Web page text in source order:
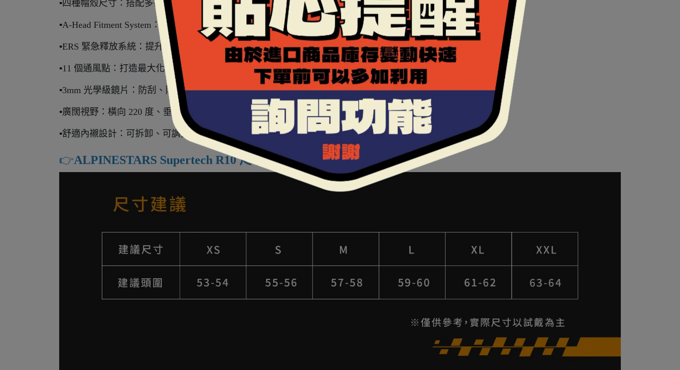
▪️四種帽殼尺寸：搭配多密度 EPS 內襯（8 件組），提升吸能與貼合度。
▪️A-Head Fitment System：可微調高度與傾角，並提供頰墊、頂墊替換選項。
▪️ERS 緊急釋放系統：提升事故發生時的安全性。
▪️11 個通風點：打造最大化氣流，保持頭部涼爽。
▪️3mm 光學級鏡片：防刮、防霧處理，快速拆換，可加裝除霧片。
▪️廣闊視野：橫向 220 度、垂直 57 度，帶來清晰廣角視野。
▪️舒適內襯設計：可拆卸、可調整高度，並預留水管通道；重量僅 1540g。
👉️ALPINESTARS Supertech R10 尺寸建議